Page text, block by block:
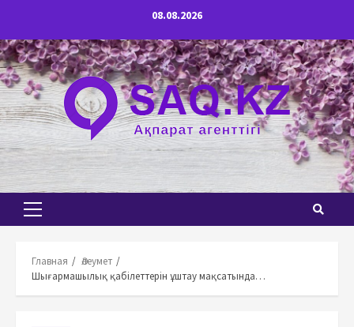
содержимому
08.08.2026
Основное
Главная
Әлеумет
Шығармашылық қабілеттерін ұштау мақсатында…